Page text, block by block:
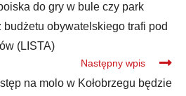
do gry w bule czy park
obywatelskiego trafi pod
(LISTA)
Następny wpis
na molo w Kołobrzegu będzie